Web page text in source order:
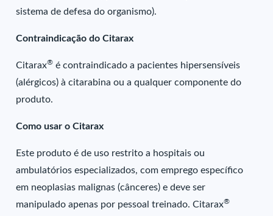
sistema de defesa do organismo).
Contraindicação do Citarax
Citarax® é contraindicado a pacientes hipersensíveis
(alérgicos) à citarabina ou a qualquer componente do
produto.
Como usar o Citarax
Este produto é de uso restrito a hospitais ou
ambulatórios especializados, com emprego específico
em neoplasias malignas (cânceres) e deve ser
manipulado apenas por pessoal treinado. Citarax®